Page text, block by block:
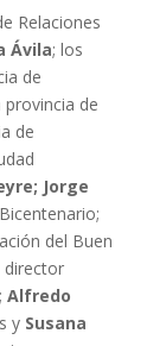
Relaciones
Ávila; los
de
provincia de
de
Jorge
del Buen
director
Alfredo
y Susana